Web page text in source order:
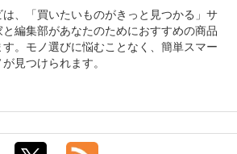
、「買いたいものがきっと見つかる」サ
編集部があなたのためにおすすめの商品
。モノ選びに悩むことなく、簡単スマー
見つけられます。